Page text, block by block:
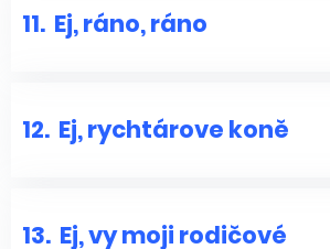
11. Ej, ráno, ráno
12. Ej, rychtárove koně
13. Ej, vy moji rodičové